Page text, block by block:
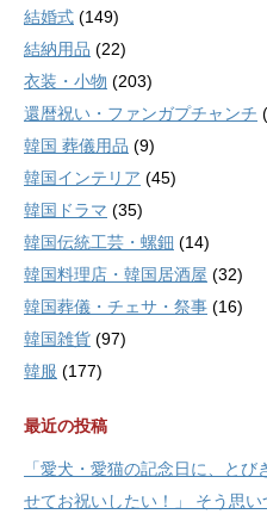
結婚式 (149)
結納用品 (22)
衣装・小物 (203)
還暦祝い・ファンガプチャンチ
韓国 葬儀用品 (9)
韓国インテリア (45)
韓国ドラマ (35)
韓国伝統工芸・螺鈿 (14)
韓国料理店・韓国居酒屋 (32)
韓国葬儀・チェサ・祭事 (16)
韓国雑貨 (97)
韓服 (177)
最近の投稿
「愛犬・愛猫の記念日に、と
せてお祝いしたい！」 そう思